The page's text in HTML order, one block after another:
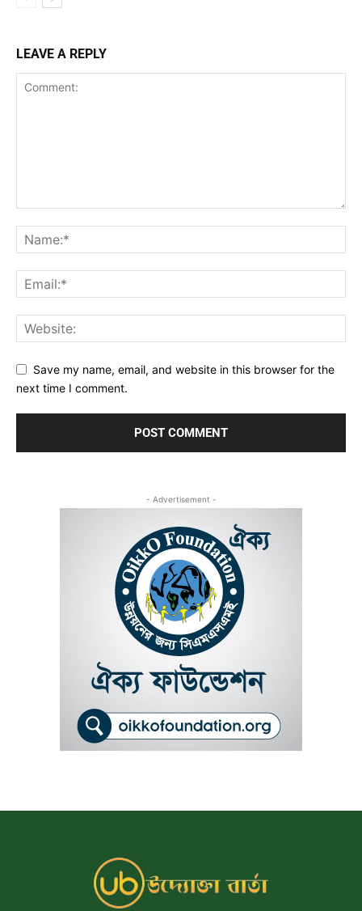
LEAVE A REPLY
Save my name, email, and website in this browser for the
next time I comment.
- Advertisement -